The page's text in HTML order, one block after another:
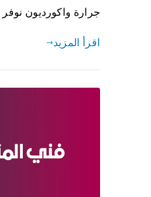
جرارة واكورديون
اقرأ المزيد